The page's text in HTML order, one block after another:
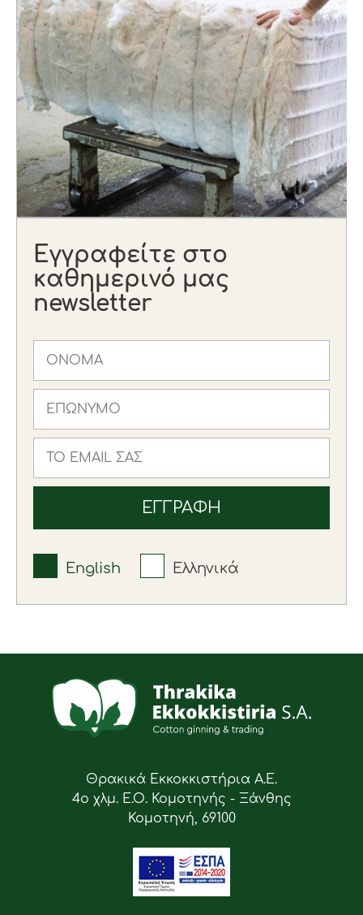
Εγγραφείτε στο
καθημερινό μας
newsletter
English Ελληνικά
Θρακικά Εκκοκκιστήρια Α.Ε.
4ο χλμ. Ε.Ο. Κομοτηνής - Ξάνθης
Κομοτηνή, 69100